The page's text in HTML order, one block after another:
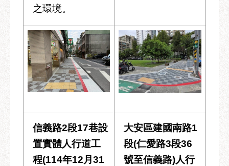
之環境。
信義路2段17巷設
置實體人行道工
程(114年12月31
大安區建國南路1
段(仁愛路3段36
號至信義路)人行